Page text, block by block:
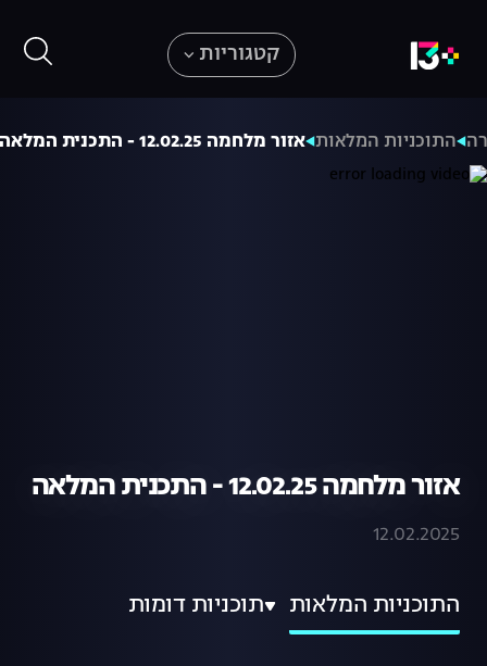
קטגוריות
התוכניות המלאות אזור מלחמה 12.02.25 - התכנית המלאה
אזור מלחמה 12.02.25 - התכנית המלאה
12.02.2025
התוכניות המלאות תוכניות דומות